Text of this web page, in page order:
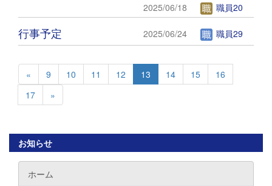
2025/06/18 職員20
行事予定 2025/06/24 職員29
« 9 10 11 12 13 14 15
16
17
»
お知らせ
ホーム